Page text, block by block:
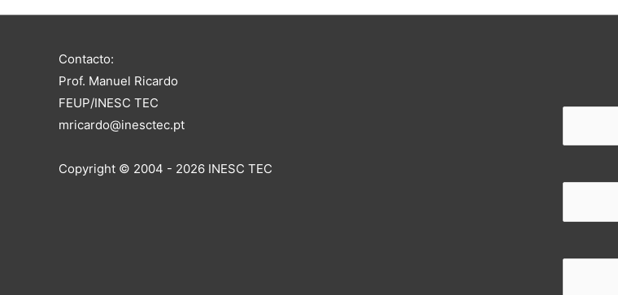
Contacto:
Prof. Manuel Ricardo
FEUP/INESC TEC
mricardo@inesctec.pt
Copyright © 2004 - 2026 INESC TEC